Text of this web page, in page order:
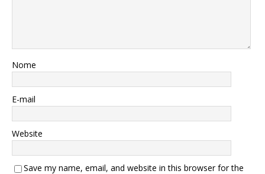
Nome
E-mail
Website
Save my name, email, and website in this browser for the